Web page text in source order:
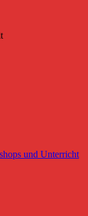
und Unterricht